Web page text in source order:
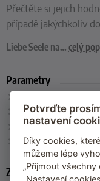
Přečtěte si jejich
případě jakýchkoliv
Liebe Seele na… celý
Parametry
: celková
Barva: červená,
Materiál:pravá
Výrobce: Liebe
Zařazeno
Potvrďte
nastavení
Díky cookies,
můžeme lépe
„Přijmout